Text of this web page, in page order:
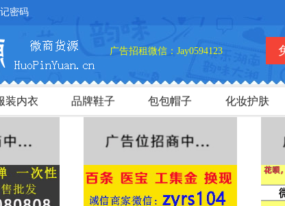
密码
广告招租微信：Jay0594123
装内衣 品牌鞋子 包包帽子 化妆护肤